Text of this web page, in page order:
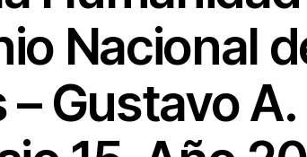
Nacional
Gustavo